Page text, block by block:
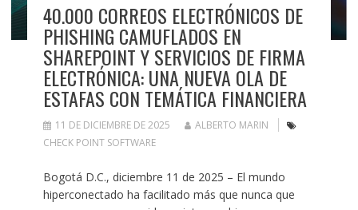
40.000 CORREOS ELECTRÓNICOS DE
PHISHING CAMUFLADOS EN
SHAREPOINT Y SERVICIOS DE FIRMA
ELECTRÓNICA: UNA NUEVA OLA DE
ESTAFAS CON TEMÁTICA FINANCIERA
11 DE DICIEMBRE DE 2025
ALBERTO MARIN
CHECK POINT SOFTWARE
Bogotá D.C., diciembre 11 de 2025 – El mundo
hiperconectado ha facilitado más que nunca que